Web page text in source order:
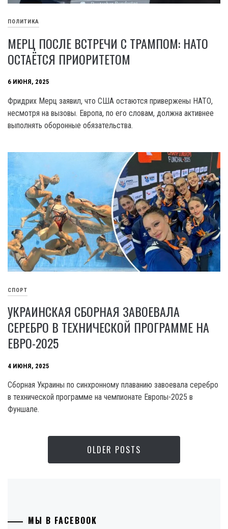
ПОЛИТИКА
МЕРЦ ПОСЛЕ ВСТРЕЧИ С ТРАМПОМ: НАТО
ОСТАЁТСЯ ПРИОРИТЕТОМ
6 ИЮНЯ, 2025
Фридрих Мерц заявил, что США остаются привержены НАТО,
несмотря на вызовы. Европа, по его словам, должна активнее
выполнять оборонные обязательства.
СПОРТ
УКРАИНСКАЯ СБОРНАЯ ЗАВОЕВАЛА
СЕРЕБРО В ТЕХНИЧЕСКОЙ ПРОГРАММЕ НА
ЕВРО-2025
4 ИЮНЯ, 2025
Сборная Украины по синхронному плаванию завоевала серебро
в технической программе на чемпионате Европы-2025 в
Фуншале.
OLDER POSTS
МЫ В FACEBOOK